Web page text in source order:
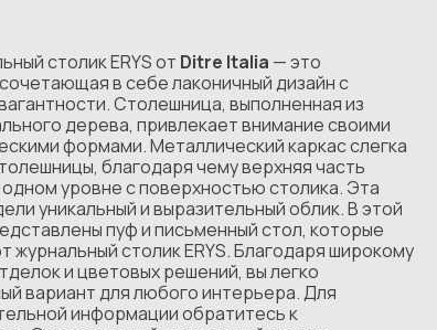
столик ERYS от Ditre Italia — это
в себе лаконичный дизайн с
Столешница, выполненная из
дерева, привлекает внимание своими
формами. Металлический каркас слегка
благодаря чему верхняя часть
уровне с поверхностью столика. Эта
уникальный и выразительный облик. В этой
пуф и письменный стол, которые
журнальный столик ERYS. Благодаря широкому
и цветовых решений, вы легко
вариант для любого интерьера. Для
информации обратитесь к